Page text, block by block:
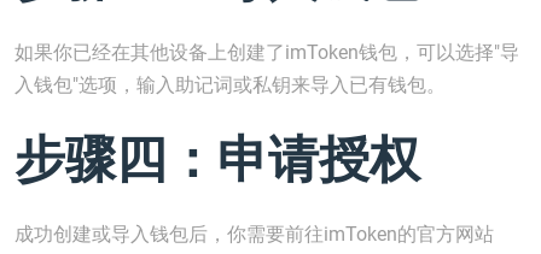
如果你已经在其他设备上创建了imToken钱包，可以选择"导
入钱包"选项，输入助记词或私钥来导入已有钱包。
步骤四：申请授权
成功创建或导入钱包后，你需要前往imToken的官方网站